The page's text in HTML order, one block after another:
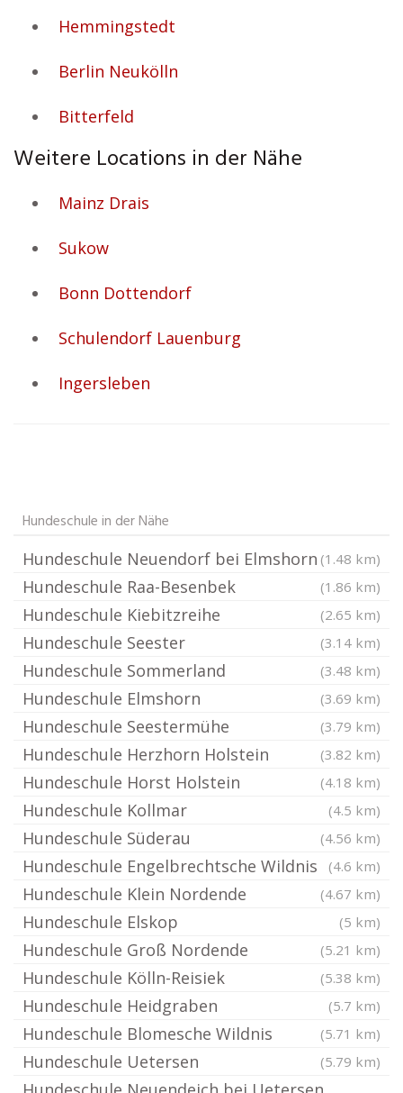
Hemmingstedt
Berlin Neukölln
Bitterfeld
Weitere Locations in der Nähe
Mainz Drais
Sukow
Bonn Dottendorf
Schulendorf Lauenburg
Ingersleben
Hundeschule in der Nähe
Hundeschule Neuendorf bei Elmshorn (1.48 km)
Hundeschule Raa-Besenbek (1.86 km)
Hundeschule Kiebitzreihe (2.65 km)
Hundeschule Seester (3.14 km)
Hundeschule Sommerland (3.48 km)
Hundeschule Elmshorn (3.69 km)
Hundeschule Seestermühe (3.79 km)
Hundeschule Herzhorn Holstein (3.82 km)
Hundeschule Horst Holstein (4.18 km)
Hundeschule Kollmar (4.5 km)
Hundeschule Süderau (4.56 km)
Hundeschule Engelbrechtsche Wildnis (4.6 km)
Hundeschule Klein Nordende (4.67 km)
Hundeschule Elskop (5 km)
Hundeschule Groß Nordende (5.21 km)
Hundeschule Kölln-Reisiek (5.38 km)
Hundeschule Heidgraben (5.7 km)
Hundeschule Blomesche Wildnis (5.71 km)
Hundeschule Uetersen (5.79 km)